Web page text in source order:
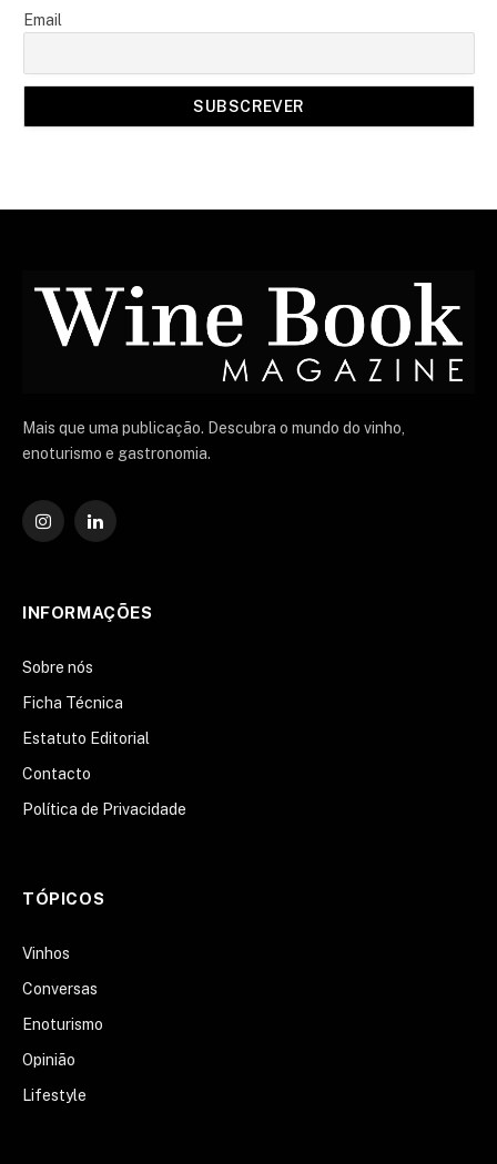
Email
Mais que uma publicação. Descubra o mundo do vinho,
enoturismo e gastronomia.
Instagram
O
INFORMAÇÕES
Sobre nós
Ficha Técnica
Estatuto Editorial
Contacto
Política de Privacidade
TÓPICOS
Vinhos
Conversas
Enoturismo
Opinião
Lifestyle